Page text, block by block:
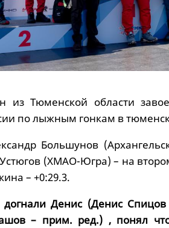
из Тюменской области
по лыжным гонкам в
Большунов
(ХМАО-Югра) – на
– +0:29.3.
догнали Денис (Денис
– прим. ред.) , понял